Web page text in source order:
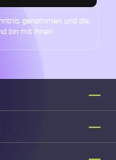
genommen und die
bin mit ihnen